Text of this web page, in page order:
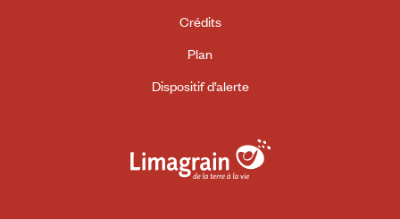
Crédits
Plan
Dispositif d’alerte